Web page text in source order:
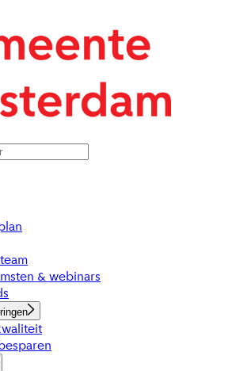
& webinars